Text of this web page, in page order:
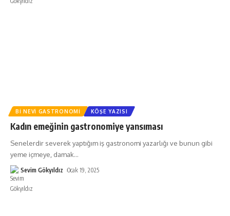
BI NEVI GASTRONOMI KÖŞE YAZISI
Kadın emeğinin gastronomiye yansıması
Senelerdir severek yaptığım iş gastronomi yazarlığı ve bunun gibi
yeme içmeye, damak…
Sevim Gökyıldız Ocak 19, 2025